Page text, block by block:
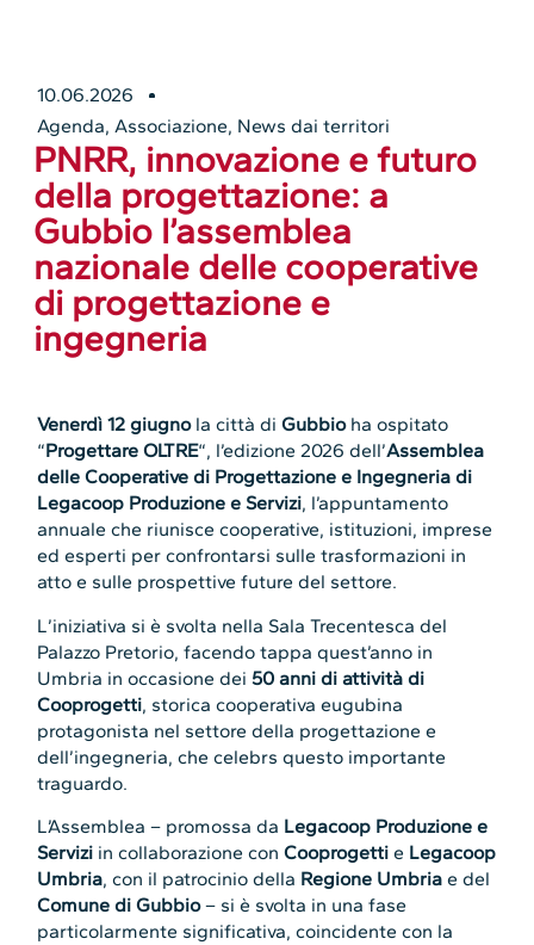
10.06.2026
Agenda,Associazione, News dai territori
PNRR, innovazione e futuro
della progettazione: a
Gubbio l’assemblea
nazionale delle cooperative
di progettazione e
ingegneria
Venerdì 12 giugnola città diGubbioha ospitato
“Progettare OLTRE“, l’edizione 2026 dell’Assemblea
delle Cooperative di Progettazione e Ingegneria di
Legacoop Produzione e Servizi, l’appuntamento
annuale che riunisce cooperative, istituzioni, imprese
ed esperti per confrontarsi sulle trasformazioni in
atto e sulle prospettive future del settore.
L’iniziativa si è svolta nella Sala Trecentesca del
Palazzo Pretorio, facendo tappa quest’anno in
Umbria in occasione dei 50 anni di attività di
Cooprogetti, storica cooperativa eugubina
protagonista nel settore della progettazione e
dell’ingegneria, che celebrs questo importante
traguardo.
L’Assemblea – promossa da Legacoop Produzione e
Servizi in collaborazione conCooprogettie Legacoop
Umbria, con il patrocinio della Regione Umbria e del
Comune di Gubbio– si è svolta in una fase
particolarmente significativa, coincidente con la